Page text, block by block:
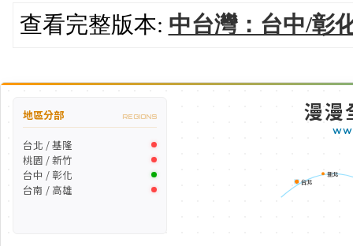
查看完整版本: 中台灣：台中/彰
地區分部 REGIONS
台北 / 基隆
桃園 / 新竹
台中 / 彰化
台南 / 高雄
漫漫
台北
新北